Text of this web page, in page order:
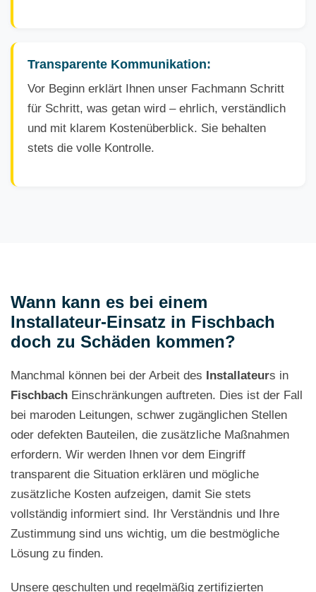
Transparente Kommunikation:
Vor Beginn erklärt Ihnen unser Fachmann Schritt
für Schritt, was getan wird – ehrlich, verständlich
und mit klarem Kostenüberblick. Sie behalten
stets die volle Kontrolle.
Wann kann es bei einem
Installateur-Einsatz in Fischbach
doch zu Schäden kommen?
Manchmal können bei der Arbeit des Installateurs in
Fischbach Einschränkungen auftreten. Dies ist der Fall
bei maroden Leitungen, schwer zugänglichen Stellen
oder defekten Bauteilen, die zusätzliche Maßnahmen
erfordern. Wir werden Ihnen vor dem Eingriff
transparent die Situation erklären und mögliche
zusätzliche Kosten aufzeigen, damit Sie stets
vollständig informiert sind. Ihr Verständnis und Ihre
Zustimmung sind uns wichtig, um die bestmögliche
Lösung zu finden.
Unsere geschulten und regelmäßig zertifizierten